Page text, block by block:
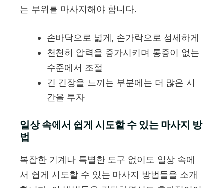
는 부위를 마사지해야 합니다.
손바닥으로 넓게, 손가락으로 섬세하게
천천히 압력을 증가시키며 통증이 없는
수준에서 조절
긴 긴장을 느끼는 부분에는 더 많은 시
간을 투자
일상 속에서 쉽게 시도할 수 있는 마사지 방
법
복잡한 기계나 특별한 도구 없이도 일상 속에
서 쉽게 시도할 수 있는 마사지 방법들을 소개